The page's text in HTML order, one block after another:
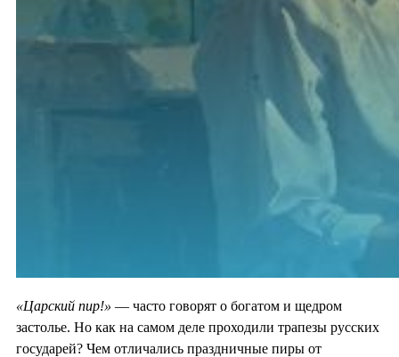
«Царский пир!» — часто говорят о богатом и щедром
застолье. Но как на самом деле проходили трапезы русских
государей? Чем отличались праздничные пиры от